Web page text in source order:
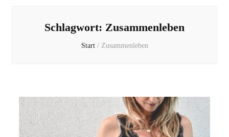
Schlagwort: Zusammenleben
Start / Zusammenleben